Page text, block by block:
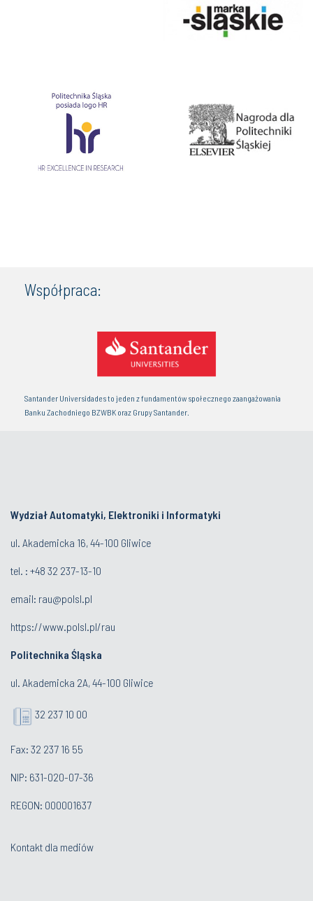
Współpraca:
Santander Universidades to jeden z fundamentów społecznego zaangażowania
Banku Zachodniego BZWBK oraz Grupy Santander.
Wydział Automatyki, Elektroniki i Informatyki
ul. Akademicka 16, 44-100 Gliwice
tel. : +48 32 237-13-10
email: rau@polsl.pl
https://www.polsl.pl/rau
Politechnika Śląska
ul. Akademicka 2A, 44-100 Gliwice
32 237 10 00
Fax: 32 237 16 55
NIP: 631-020-07-36
REGON: 000001637
Kontakt dla mediów